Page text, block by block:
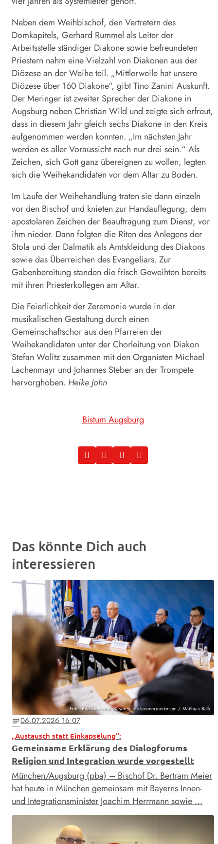
Neben dem Weihbischof, den Vertretern des
Domkapitels, Gerhard Rummel als Leiter der
Arbeitsstelle ständiger Diakone sowie befreundeten
Priestern nahm eine Vielzahl von Diakonen aus der
Diözese an der Weihe teil. „Mittlerweile hat unsere
Diözese über 160 Diakone“, gibt Tino Zanini Auskunft.
Der Meringer ist zweiter Sprecher der Diakone in
Augsburg neben Christian Wild und zeigte sich erfreut,
dass in diesem Jahr gleich sechs Diakone in den Kreis
aufgenommen werden konnten. „Im nächsten Jahr
werden es aller Voraussicht nach nur drei sein.“ Als
Zeichen, sich Gott ganz übereignen zu wollen, legten
sich die Weihekandidaten vor dem Altar zu Boden.
Im Laufe der Weihehandlung traten sie dann einzeln
vor den Bischof und knieten zur Handauflegung, dem
apostolaren Zeichen der Beauftragung zum Dienst, vor
ihm nieder. Dann folgten die Riten des Anlegens der
Stola und der Dalmatik als Amtskleidung des Diakons
sowie das Überreichen des Evangeliars. Zur
Gabenbereitung standen die frisch Geweihten bereits
mit ihren Priesterkollegen am Altar.
Die Feierlichkeit der Zeremonie wurde in der
musikalischen Gestaltung durch einen
Gemeinschaftschor aus den Pfarreien der
Weihekandidaten unter der Chorleitung von Diakon
Stefan Wolitz zusammen mit den Organisten Michael
Lachenmayr und Johannes Steber an der Trompete
hervorghoben. Heike John
Bistum Augsburg
Das könnte Dich auch
interessieren
Foto: Bildnachweis: Bayerisches Innenministerium / Matthias Balk
notes06.07.2026 16:07
„Austausch statt Einkapselung“:
Gemeinsame Erklärung des Dialogforums
Religion und Integration wurde vorgestellt
München/Augsburg (pba) – Bischof Dr. Bertram Meier
hat heute in München gemeinsam mit Bayerns Innen-
und Integrationsminister Joachim Herrmann sowie …